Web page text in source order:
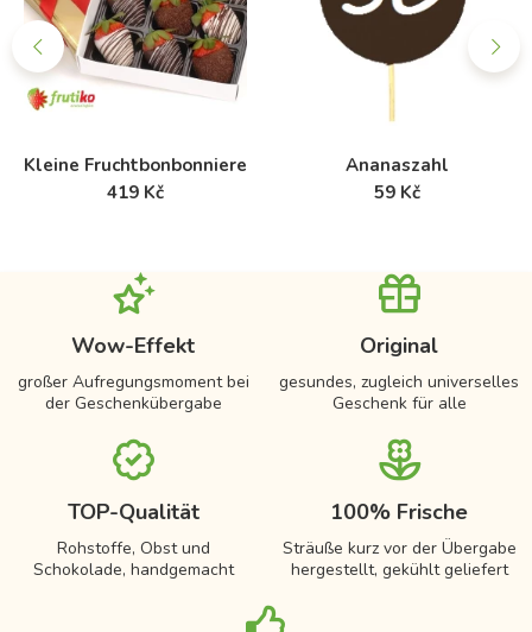
Kleine Fruchtbonbonniere
419 Kč
Ananaszahl
59 Kč
Wow-Effekt
großer Aufregungsmoment bei
der Geschenkübergabe
Original
gesundes, zugleich universelles
Geschenk für alle
TOP-Qualität
Rohstoffe, Obst und
Schokolade, handgemacht
100% Frische
Sträuße kurz vor der Übergabe
hergestellt, gekühlt geliefert